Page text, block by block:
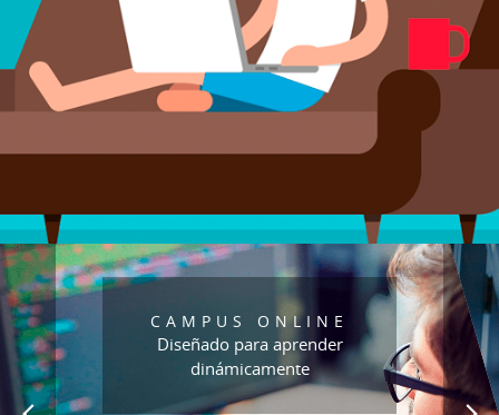
CAMPUS ONLINE
Diseñado para aprender
dinámicamente